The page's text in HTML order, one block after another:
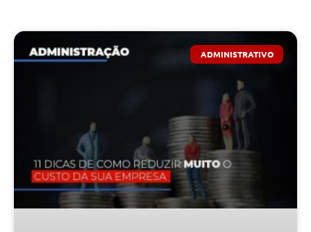
ADMINISTRATIVO